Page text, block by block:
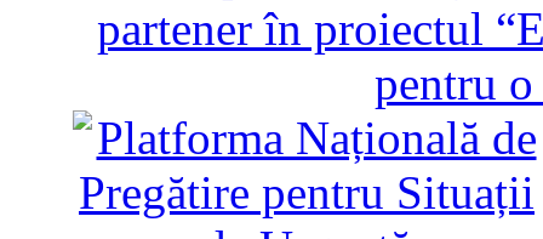
partener în proiectul
pentru